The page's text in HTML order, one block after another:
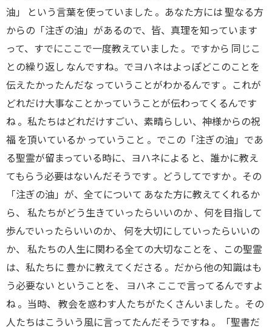
油」 という言葉を使っていました 。あなた方には 聖なる方
からの「注ぎの油」があるので、皆、真理を知っています
って、すでにここで一度教えていました 。ですから 同じこ
との繰り返し なんですね。でヨハネはよっぽどこのことを
伝えたかったんだな っていうことがわかるんです 。これが
どれだけ大事なことかっていうことが伝わってくるんです
ね 。私たちはどれだけすごい、素晴らしい、神様からの祝
福 を頂いているか っていうこと 。でこの「注ぎの油」であ
る聖霊が留まっている時に、ヨハネによる と、誰かに教え
てもらう必要はないんだそうです 。どうしてですか 。その
「注ぎの油」が、全てについて あなた方に教えてくれるか
ら、 私たちがどう生きていったらいいのか 、何を目指して
歩んでいったらいいのか、 何を大切にしていったらいいの
か、 私たちの人生に関わる全ての大切なことを 、この聖霊
は、私たちに 豊かに教えてくださる 。だから他の知識はも
う必要ない ということを、 ヨハネ ここで言ってるんですよ
ね 。当時、 教会を惑わす人たちがたくさんいました 。その
人たちはこういう風に言ってたんだそうですね 。「聖書だ